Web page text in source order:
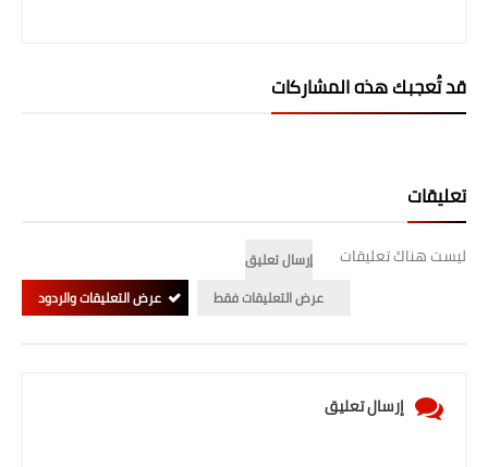
قد تُعجبك هذه المشاركات
تعليقات
ليست هناك تعليقات
إرسال تعليق
عرض التعليقات فقط
عرض التعليقات والردود
إرسال تعليق